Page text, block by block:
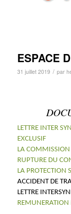
ESPACE
31 juillet 2019 / par
LETTRE INTER
EXCLUSIF
LA COMMISSION
RUPTURE DU
LA PROTECTION
ACCIDENT DE
LETTRE